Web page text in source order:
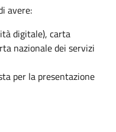
avere:
digitale), carta
nazionale dei servizi
per la presentazione